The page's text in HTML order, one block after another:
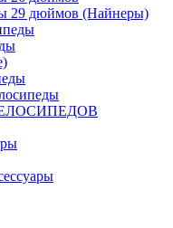
29 дюймов (Найнеры)